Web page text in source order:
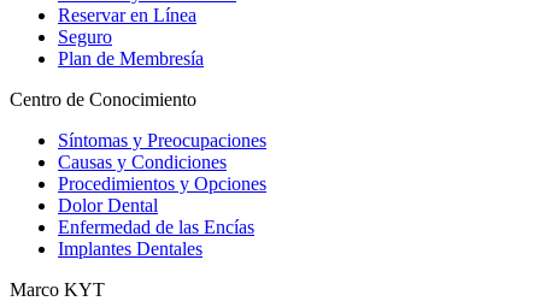
Reservar en Línea
Seguro
Plan de Membresía
Centro de Conocimiento
Síntomas y Preocupaciones
Causas y Condiciones
Procedimientos y Opciones
Dolor Dental
Enfermedad de las Encías
Implantes Dentales
Marco KYT